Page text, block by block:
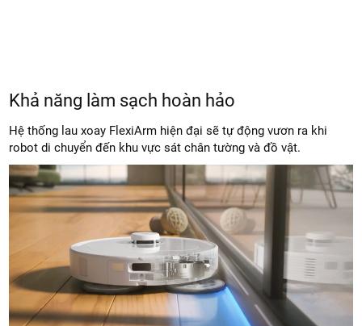
Khả năng làm sạch hoàn hảo
Hệ thống lau xoay FlexiArm hiện đại sẽ tự động vươn ra khi
robot di chuyển đến khu vực sát chân tường và đồ vật.